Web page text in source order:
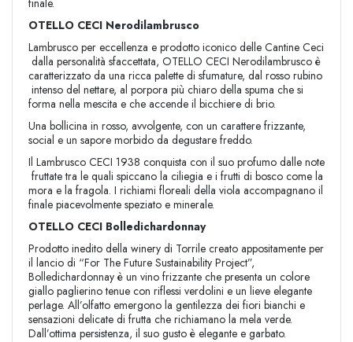
OTELLO CECI Nerodilambrusco
Lambrusco per eccellenza e prodotto iconico delle Cantine Ceci
dalla personalità sfaccettata, OTELLO CECI Nerodilambrusco è
caratterizzato da una ricca palette di sfumature, dal rosso rubino
intenso del nettare, al porpora più chiaro della spuma che si
forma nella mescita e che accende il bicchiere di brio.
Una bollicina in rosso, avvolgente, con un carattere frizzante,
social e un sapore morbido da degustare freddo.
Il Lambrusco CECI 1938 conquista con il suo profumo dalle note
fruttate tra le quali spiccano la ciliegia e i frutti di bosco come la
mora e la fragola. I richiami floreali della viola accompagnano il
finale piacevolmente speziato e minerale.
OTELLO CECI Bolledichardonnay
Prodotto inedito della winery di Torrile creato appositamente per
il lancio di “For The Future Sustainability Project”,
Bolledichardonnay è un vino frizzante che presenta un colore
giallo paglierino tenue con riflessi verdolini e un lieve elegante
perlage. All’olfatto emergono la gentilezza dei fiori bianchi e
sensazioni delicate di frutta che richiamano la mela verde.
Dall’ottima persistenza, il suo gusto è elegante e garbato.